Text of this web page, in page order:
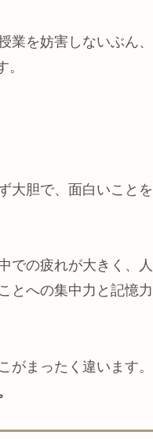
を妨害しないぶん、
大胆で、面白いことを
での疲れが大きく、人
とへの集中力と記憶力
まったく違います。